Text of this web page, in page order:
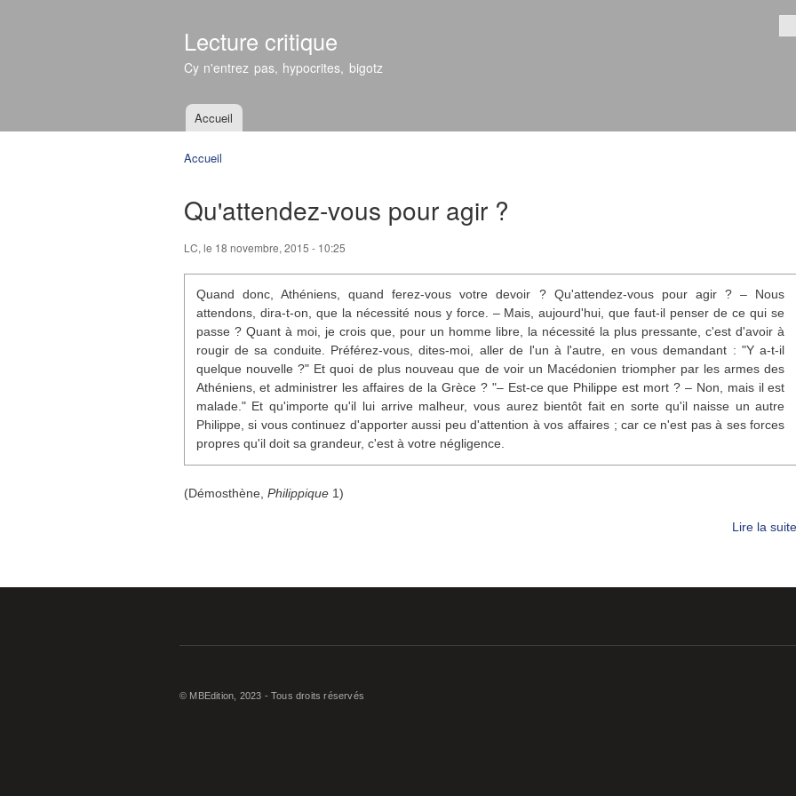
Lecture critique
Cy n'entrez pas, hypocrites, bigotz
Menu principal
Accueil
Accueil
Qu'attendez-vous pour agir ?
LC, le 18 novembre, 2015 - 10:25
Quand donc, Athéniens, quand ferez-vous votre devoir ? Qu'attendez-vous pour agir ? – Nous
attendons, dira-t-on, que la nécessité nous y force. – Mais, aujourd'hui, que faut-il penser de ce qui se
passe ? Quant à moi, je crois que, pour un homme libre, la nécessité la plus pressante, c'est d'avoir à
rougir de sa conduite. Préférez-vous, dites-moi, aller de l'un à l'autre, en vous demandant : "Y a-t-il
quelque nouvelle ?" Et quoi de plus nouveau que de voir un Macédonien triompher par les armes des
Athéniens, et administrer les affaires de la Grèce ? "– Est-ce que Philippe est mort ? – Non, mais il est
malade." Et qu'importe qu'il lui arrive malheur, vous aurez bientôt fait en sorte qu'il naisse un autre
Philippe, si vous continuez d'apporter aussi peu d'attention à vos affaires ; car ce n'est pas à ses forces
propres qu'il doit sa grandeur, c'est à votre négligence.
(Démosthène, Philippique 1)
Lire la suite
© MBEdition, 2023 - Tous droits réservés